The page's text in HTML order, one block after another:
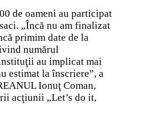
de oameni au participat
„Încă nu am finalizat
primim date de la
numărul
au implicat mai
estimat la înscriere”, a
Ionuţ Coman,
acţiunii „Let’s do it,